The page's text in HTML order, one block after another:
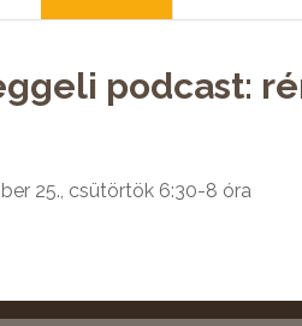
podcast:
25., csütörtök 6:30-8 óra